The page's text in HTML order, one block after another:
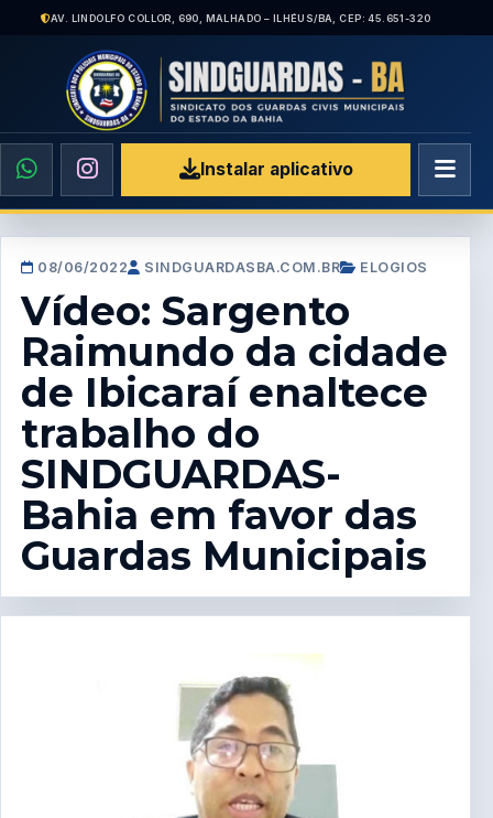
AV. LINDOLFO COLLOR, 690, MALHADO – ILHÉUS/BA, CEP: 45.651-320
Instalar aplicativo
08/06/2022 SINDGUARDASBA.COM.BR ELOGIOS
Vídeo: Sargento
Raimundo da cidade
de Ibicaraí enaltece
trabalho do
SINDGUARDAS-
Bahia em favor das
Guardas Municipais